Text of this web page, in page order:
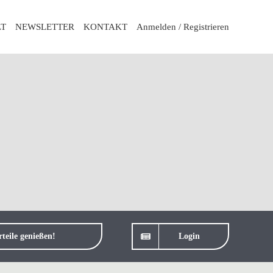
NEWSLETTER KONTAKT Anmelden / Registrieren
genießen! Login